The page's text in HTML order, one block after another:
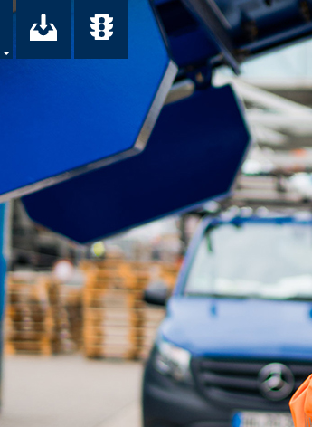
Ihr Download-Center der
Übersicht aller